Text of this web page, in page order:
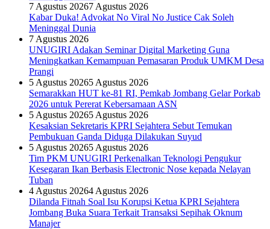
7 Agustus 20267 Agustus 2026
Kabar Duka! Advokat No Viral No Justice Cak Soleh
Meninggal Dunia
7 Agustus 2026
UNUGIRI Adakan Seminar Digital Marketing Guna
Meningkatkan Kemampuan Pemasaran Produk UMKM Desa
Prangi
5 Agustus 20265 Agustus 2026
Semarakkan HUT ke-81 RI, Pemkab Jombang Gelar Porkab
2026 untuk Pererat Kebersamaan ASN
5 Agustus 20265 Agustus 2026
Kesaksian Sekretaris KPRI Sejahtera Sebut Temukan
Pembukuan Ganda Diduga Dilakukan Suyud
5 Agustus 20265 Agustus 2026
Tim PKM UNUGIRI Perkenalkan Teknologi Pengukur
Kesegaran Ikan Berbasis Electronic Nose kepada Nelayan
Tuban
4 Agustus 20264 Agustus 2026
Dilanda Fitnah Soal Isu Korupsi Ketua KPRI Sejahtera
Jombang Buka Suara Terkait Transaksi Sepihak Oknum
Manajer